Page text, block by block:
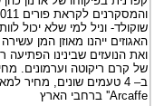
שוקולד- וניל למי שלא יכול
האגוזים ייהנו מאוזן המן
Arcaffe'' ברחבי הארץ